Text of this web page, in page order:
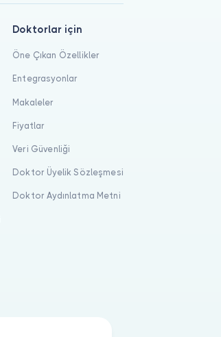
Doktorlar için
Öne Çıkan Özellikler
Entegrasyonlar
Makaleler
Fiyatlar
Veri Güvenliği
Doktor Üyelik Sözleşmesi
Doktor Aydınlatma Metni